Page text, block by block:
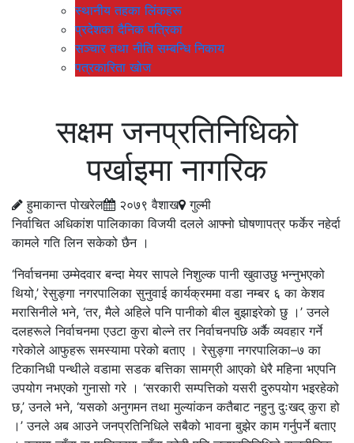
स्थानीय तहका लिंकहरू
प्रदेशका दैनिक पत्रिका
सञ्चार तथा नीति सम्बन्धि निकाय
पत्रकारिता खोज
सक्षम जनप्रतिनिधिको
पर्खाइमा नागरिक
हुमाकान्त पोखरेल २०७९ वैशाख
गुल्मी
निर्वाचित अधिकांश पालिकाका विजयी दलले आफ्नो घोषणापत्र फर्केर नहेर्दा
कामले गति लिन सकेको छैन ।
‘निर्वाचनमा उम्मेदवार बन्दा मेयर सापले निशुल्क पानी खुवाउछु भन्नुभएको
थियो,’ रेसुङ्गा नगरपालिका सुनुवाई कार्यक्रममा वडा नम्बर ६ का केशव
मरासिनीले भने, ‘तर, मैले अहिले पनि पानीको बील बुझाइरेको छु ।’ उनले
दलहरूले निर्वाचनमा एउटा कुरा बोल्ने तर निर्वाचनपछि अर्कै व्यवहार गर्ने
गरेकोले आफुहरू समस्यामा परेको बताए । रेसुङ्गा नगरपालिका–७ का
टिकानिधी पन्थीले वडामा सडक बत्तिका सामग्री आएको धेरै महिना भएपनि
उपयोग नभएको गुनासो गरे । ‘सरकारी सम्पत्तिको यसरी दुरुपयोग भइरहेको
छ,’ उनले भने, ‘यसको अनुगमन तथा मुल्यांकन कतैबाट नहुनु दुःखद् कुरा हो
।’ उनले अब आउने जनप्रतिनिधिले सबैको भावना बुझेर काम गर्नुपर्ने बताए